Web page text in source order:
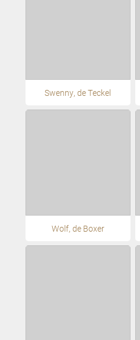
Swenny, de Teckel
Wolf, de Boxer